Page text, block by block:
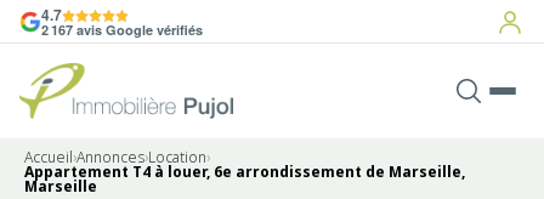
4.7
2 167 avis Google vérifiés
Accueil›Annonces›Location›
Appartement T4 à louer, 6e arrondissement de Marseille,
Marseille